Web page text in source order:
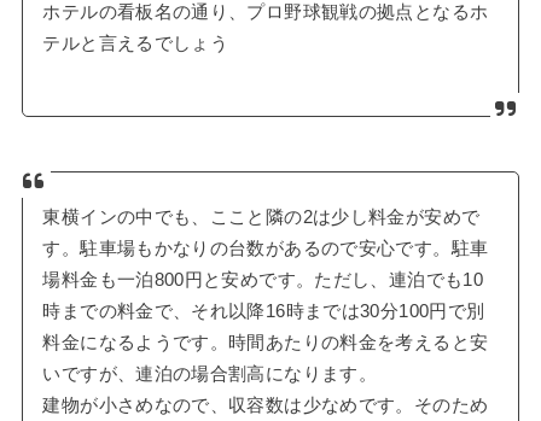
ホテルの看板名の通り、プロ野球観戦の拠点となるホ
テルと言えるでしょう
東横インの中でも、ここと隣の2は少し料金が安めで
す。駐車場もかなりの台数があるので安心です。駐車
場料金も一泊800円と安めです。ただし、連泊でも10
時までの料金で、それ以降16時までは30分100円で別
料金になるようです。時間あたりの料金を考えると安
いですが、連泊の場合割高になります。
建物が小さめなので、収容数は少なめです。そのため